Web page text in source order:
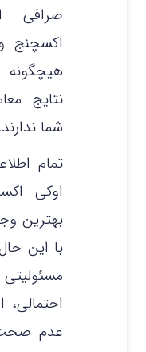
صرافی
اکسچنج
نتایج
شما ندارند.
تمام
اوکی
بهترین
با این
عدم صحت